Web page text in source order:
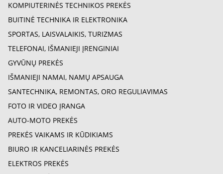
KOMPIUTERINĖS TECHNIKOS PREKĖS
BUITINĖ TECHNIKA IR ELEKTRONIKA
SPORTAS, LAISVALAIKIS, TURIZMAS
TELEFONAI, IŠMANIEJI ĮRENGINIAI
GYVŪNŲ PREKĖS
IŠMANIEJI NAMAI, NAMŲ APSAUGA
SANTECHNIKA, REMONTAS, ORO REGULIAVIMAS
FOTO IR VIDEO ĮRANGA
AUTO-MOTO PREKĖS
PREKĖS VAIKAMS IR KŪDIKIAMS
BIURO IR KANCELIARINĖS PREKĖS
ELEKTROS PREKĖS